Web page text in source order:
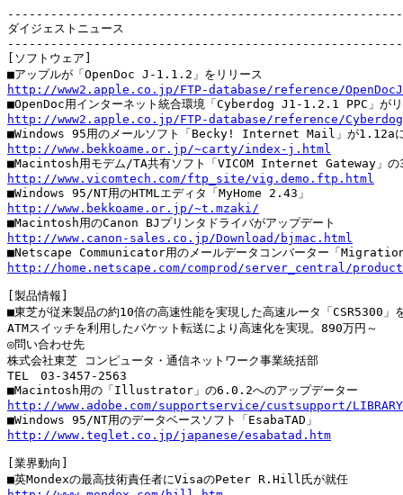
ダイジェストニュース
[ソフトウェア]
http://www2.apple.co.jp/FTP-database/reference/
http://www2.apple.co.jp/FTP-database/reference/
http://www.bekkoame.or.jp/~carty/index-j.html
http://www.vicomtech.com/ftp_site/vig.demo.ftp.html
http://www.bekkoame.or.jp/~t.mzaki/
http://www.canon-sales.co.jp/Download/bjmac.html
http://home.netscape.com/comprod/server_central/
[製品情報]
■東芝が従来製品の約10倍の高速性能を実現した高速ルータ「CSR5300」
ATMスイッチを利用したパケット転送により高速化を実現。890万円～
◎問い合わせ先
株式会社東芝 コンピュータ・通信ネットワーク事業統括部
TEL　03-3457-2563
http://www.adobe.com/supportservice/custsupport/
http://www.teglet.co.jp/japanese/esabatad.htm
[業界動向]